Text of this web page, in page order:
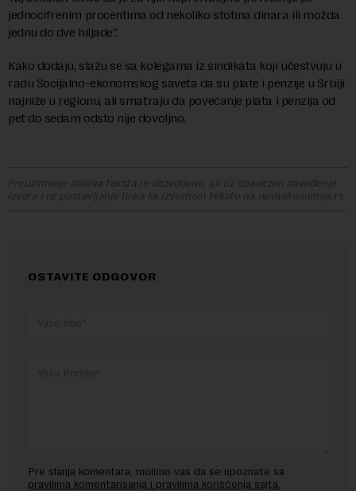
jednocifrenim procentima od nekoliko stotina dinara ili možda
jednu do dve hiljade“.
Kako dodaju, slažu se sa kolegama iz sindikata koji učestvuju u
radu Socijalno-ekonomskog saveta da su plate i penzije u Srbiji
najniže u regionu, ali smatraju da povećanje plata i penzija od
pet do sedam odsto nije dovoljno.
Preuzimanje delova teksta je dozvoljeno, ali uz obavezno navođenje
izvora i uz postavljanje linka ka izvornom tekstu na novaekonomija.rs
OSTAVITE ODGOVOR
Pre slanja komentara, molimo vas da se upoznate sa
pravilima komentarisanja i pravilima korišćenja sajta.